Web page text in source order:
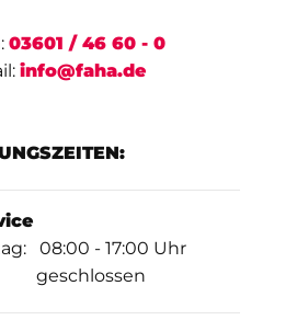
03601 / 46 60 - 0
info@faha.de
08:00 - 17:00 Uhr
geschlossen